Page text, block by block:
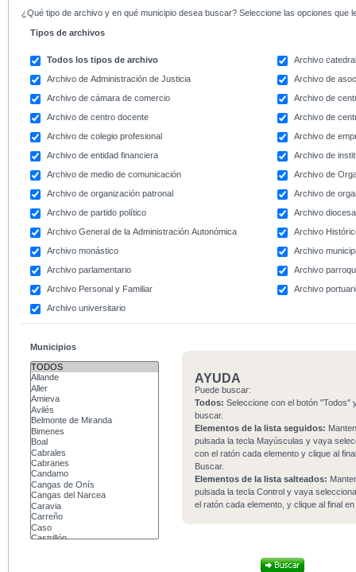
¿Qué tipo de archivo y en qué municipio desea buscar? Seleccione las opciones que
Tipos de archivos
Todos los tipos de archivo
Archivo
Archivo de Administración de Justicia
Archivo de
Archivo de cámara de comercio
Archivo de
Archivo de centro docente
Archivo de
Archivo de colegio profesional
Archivo de
Archivo de entidad financiera
Archivo de
Archivo de medio de comunicación
Archivo de
Archivo de organización patronal
Archivo de
Archivo de partido político
Archivo
Archivo General de la Administración Autonómica
Archivo
Archivo monástico
Archivo
Archivo parlamentario
Archivo
Archivo Personal y Familiar
Archivo
Archivo universitario
Municipios
AYUDA
Puede buscar:
Todos: Seleccione con el botón "Todos"
buscar.
Elementos de la lista seguidos:
pulsada la tecla Mayúsculas y vaya
con el ratón cada elemento y clique al
Buscar.
Elementos de la lista salteados:
pulsada la tecla Control y vaya
el ratón cada elemento, y clique al final